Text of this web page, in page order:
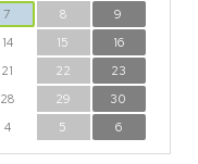
7 8
9
14 15
16
21 22
23
28 29
30
4 5 6